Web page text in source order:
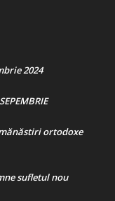
2024
ortodoxe
sufletul nou